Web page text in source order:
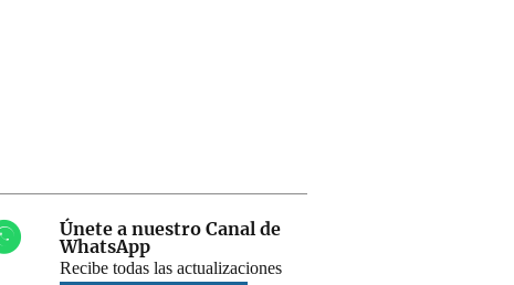
Únete a nuestro Canal de
WhatsApp
Recibe todas las actualizaciones